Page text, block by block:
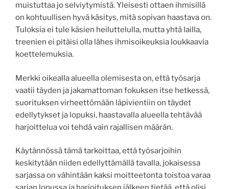
muistuttaa jo selviytymistä. Yleisesti ottaen ihmisillä
on kohtuullisen hyvä käsitys, mitä sopivan haastava on.
Tuloksia ei tule käsien heiluttelulla, mutta yhtä lailla,
treenien ei pitäisi olla lähes ihmisoikeuksia loukkaavia
koettelemuksia.
Merkki oikealla alueella olemisesta on, että työsarja
vaatii täyden ja jakamattoman fokuksen itse hetkessä,
suorituksen virheettömään läpivientiin on täydet
edellytykset ja lopuksi, haastavalla alueella tehtävää
harjoittelua voi tehdä vain rajallisen määrän.
Käytännössä tämä tarkoittaa, että työsarjoihin
keskitytään niiden edellyttämällä tavalla, jokaisessa
sarjassa on vähintään kaksi moitteetonta toistoa varaa